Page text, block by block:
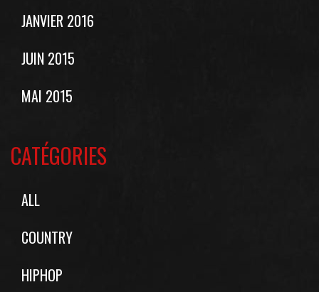
JANVIER 2016
JUIN 2015
MAI 2015
CATÉGORIES
ALL
COUNTRY
HIPHOP